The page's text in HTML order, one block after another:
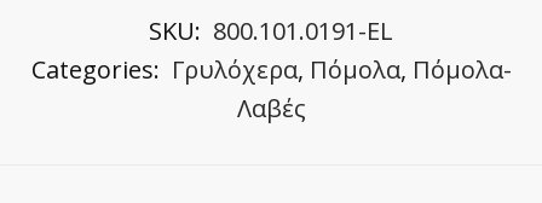
SKU: 800.101.0191-EL
Categories: Γρυλόχερα, Πόμολα, Πόμολα-
Λαβές